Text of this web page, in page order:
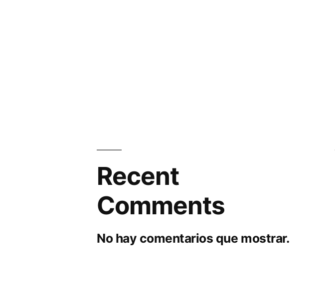
Recent
Comments
No hay comentarios que mostrar.